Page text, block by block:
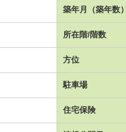
築年月（築年数）
所在階/階数
方位
駐車場
住宅保険